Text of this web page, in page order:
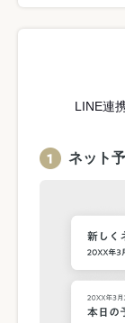
LINE連
ネット